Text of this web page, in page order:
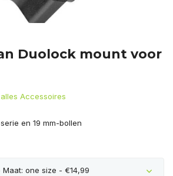
Duolock mount voor
Accessoires
en 19 mm-bollen
one size - €14,99